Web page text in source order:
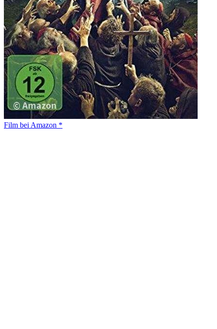
Film bei Amazon *